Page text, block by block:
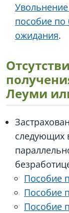
пособие по
ожидания.
Леуми
следующих
Пособие
Пособие
Пособие